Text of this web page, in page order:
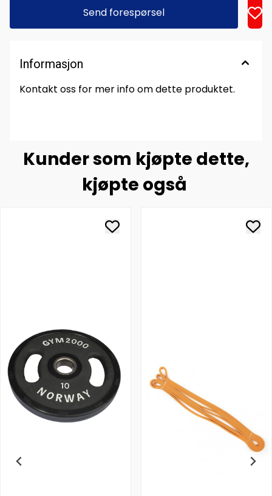
Send forespørsel
Informasjon
Kontakt oss for mer info om dette produktet.
Kunder som kjøpte dette,
kjøpte også